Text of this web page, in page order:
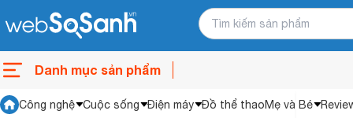
Danh mục sản phẩm
Công nghệ Cuộc sống Điện máy Đồ thể thaoMẹ và Bé